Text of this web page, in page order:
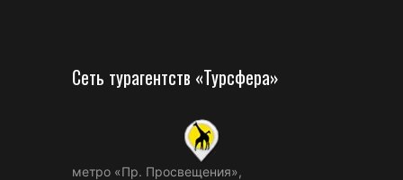
Сеть турагентств «Турсфера»
метро «Пр. Просвещения»,